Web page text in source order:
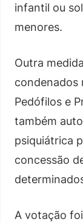
infantil ou
menores.
Outra
condenados
Pedófilos e
também
psiquiátrica
concessão
A votação